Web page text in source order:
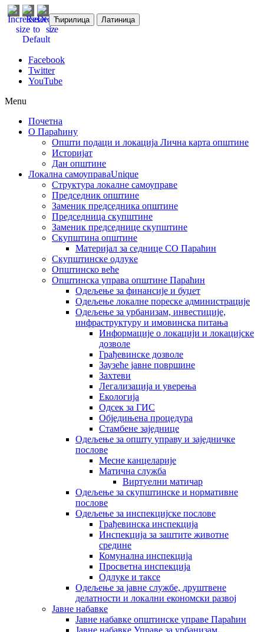
Ћирилица Латиница
Facebook
Twitter
YouTube
Menu
Почетна
О Параћину
Општи подаци и локација Лична карта општине
Историјат
Дан општине
Локална самоуправаUnique
Структура локалне самоуправе
Председник општине
Заменик председника општине
Председница скупштине
Заменик председнице скупштине
Скупштина општине
Материјал за седнице СО Параћин
Скупштинске одлуке
Општинско веће
Општинска управа општине Параћин
Одељење за финансије и буџет
Одељење локалне пореске администрације
Одељење за урбанизам, инвестиције,
инфраструктуру и имовинска питања
Информације о локацији и локацијске
дозволе
Грађевинске дозволе
Заузеће јавне површине
Захтеви
Легализација и уверења
Екологија
Одсек за ГИС
Обједињена процедура
Стамбене заједнице
Oдељење за општу управу и заједничке
послове
Месне канцеларије
Матична служба
Виртуелни матичар
Одељење за скупштинске и нормативне
послове
Одељење за инспекцијске послове
Грађевинска инспекција
Инспекција за заштите животне
средине
Комунална инспекција
Просветна инспекција
Одлуке и таксе
Одељење за јавне службе, друштвене
делатности и локални економски развој
Јавне набавке
Јавне набавке општинске управе Параћин
Јавне набавке Управе за урбанизам,